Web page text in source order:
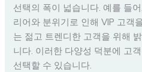
선택의 폭이 넓습니다. 예를 들
리어와 분위기로 인해 VIP 고객
는 젊고 트렌디한 고객을 위해
니다. 이러한 다양성 덕분에 고
선택할 수 있습니다.